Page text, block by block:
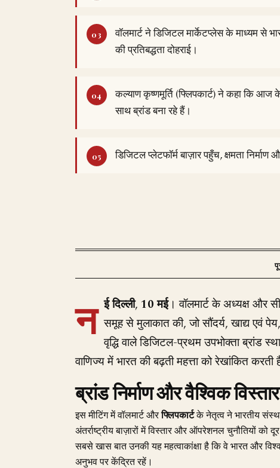
वॉलमार्ट ने डिजिटल मार्केटप्लेस के माध्यम से
की प्रतिबद्धता दोहराई।
कल्याण कृष्णमूर्ति (फ्लिपकार्ट) ने कहा कि आज
साथ ब्रांड बना रहे हैं।
डिजिटल प्लेटफॉर्म बाज़ार पहुँच, क्षमता निर्माण
न ई दिल्ली, 10 मई। वॉलमार्ट के अध्यक्ष और
समूह से मुलाकात की, जो सौंदर्य, खाद्य एवं
वृद्धि वाले डिजिटल-प्रथम उपभोक्ता ब्रांड
वाणिज्य में भारत की बढ़ती महत्ता को रेखांकित करती
ब्रांड निर्माण और वैश्विक
इस मीटिंग में वॉलमार्ट औरफ्लिपकार्टके नेतृत्व ने भारतीय
अंतर्राष्ट्रीय बाज़ारों में विस्तार और ऑपरेशनल चुनौतियों
सबसे खास बात उनकी यह महत्वाकांक्षा है कि वे भारत और
अनुभव पर केंद्रित रहें।